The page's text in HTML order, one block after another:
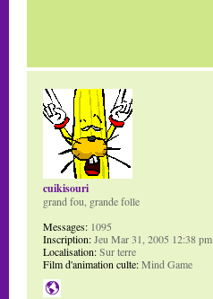
cuikisouri
grand fou, grande folle
Messages: 1095
Inscription:Jeu Mar 31, 2005 12:38 pm
Localisation:Sur terre
Film d'animation culte:Mind Game